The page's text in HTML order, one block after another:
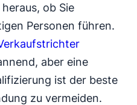
ob Sie
Personen führen.
aber eine
ist der beste
zu vermeiden.